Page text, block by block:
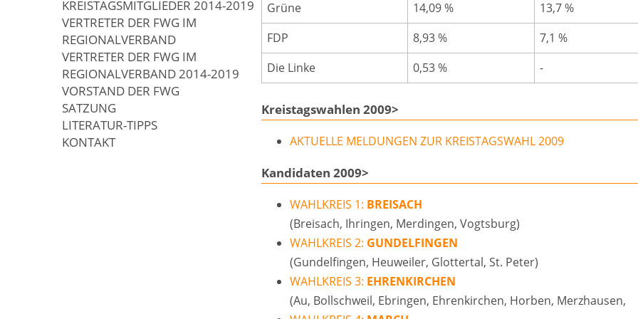
Grüne
14,09 % 13,7 %
FDP
8,93 % 7,1 %
Die Linke
0,53 % -
Kreistagswahlen 2009>
AKTUELLE MELDUNGEN ZUR KREISTAGSWAHL 2009
Kandidaten 2009>
WAHLKREIS 1: BREISACH
(Breisach, Ihringen, Merdingen, Vogtsburg)
WAHLKREIS 2: GUNDELFINGEN
(Gundelfingen, Heuweiler, Glottertal, St. Peter)
WAHLKREIS 3: EHRENKIRCHEN
(Au, Bollschweil, Ebringen, Ehrenkirchen, Horben, Merzhausen,
KREISTAGSMITGLIEDER 2014-2019
VERTRETER DER FWG IM
REGIONALVERBAND
VERTRETER DER FWG IM
REGIONALVERBAND 2014-2019
VORSTAND DER FWG
SATZUNG
LITERATUR-TIPPS
KONTAKT